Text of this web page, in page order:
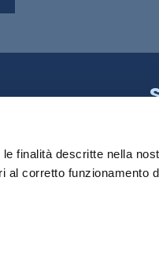
finalità descritte nella
al corretto funzionamento